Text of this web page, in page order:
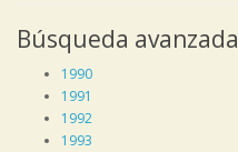
Búsqueda avanzada
1990
1991
1992
1993